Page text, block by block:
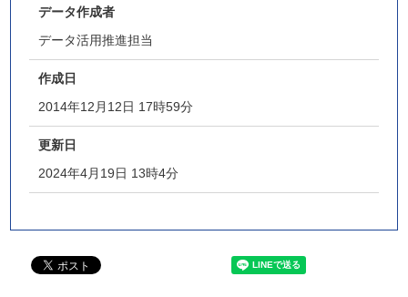
データ作成者
データ活用推進担当
作成日
2014年12月12日 17時59分
更新日
2024年4月19日 13時4分